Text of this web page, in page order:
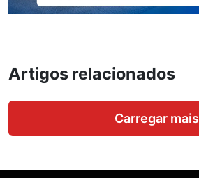
Artigos relacionados
Carregar mais